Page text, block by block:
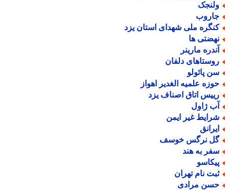
ملی شهدای استان یزد
ها
مارینر
دلفان
پائولو
علمیه الغدیر اهواز
اتاق اصناف یزد
ژاول
غیر ایمن
نرگس خوسف
به هند
نام تهران
مرادی